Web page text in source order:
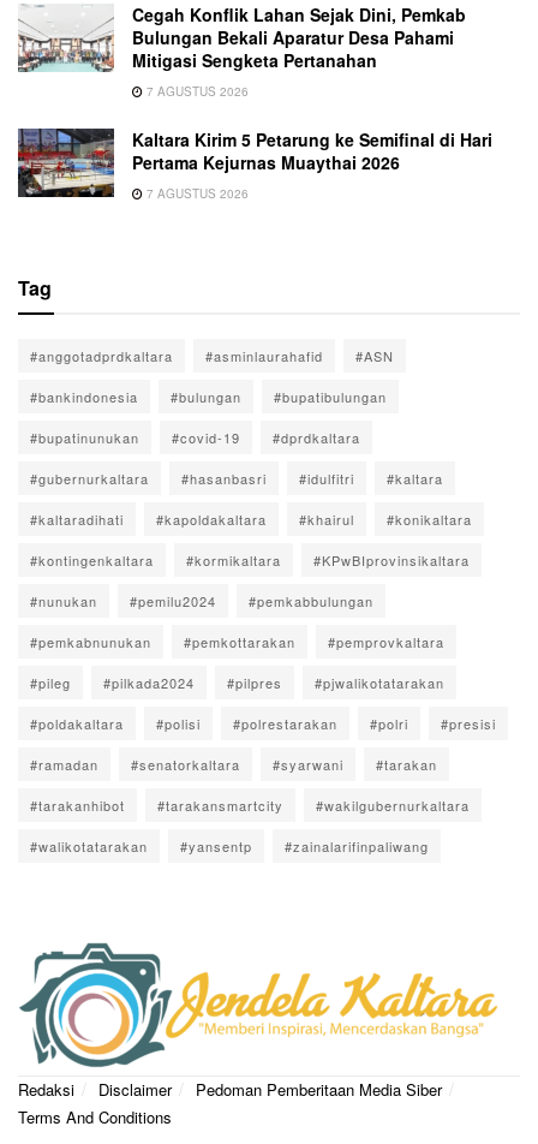
Cegah Konflik Lahan Sejak Dini, Pemkab
Bulungan Bekali Aparatur Desa Pahami
Mitigasi Sengketa Pertanahan
7 AGUSTUS 2026
Kaltara Kirim 5 Petarung ke Semifinal di Hari
Pertama Kejurnas Muaythai 2026
7 AGUSTUS 2026
Tag
#anggotadprdkaltara #asminlaurahafid #ASN
#bankindonesia #bulungan #bupatibulungan
#bupatinunukan #covid-19 #dprdkaltara
#gubernurkaltara #hasanbasri #idulfitri #kaltara
#kaltaradihati #kapoldakaltara #khairul #konikaltara
#kontingenkaltara #kormikaltara #KPwBIprovinsikaltara
#nunukan #pemilu2024 #pemkabbulungan
#pemkabnunukan #pemkottarakan #pemprovkaltara
#pileg #pilkada2024 #pilpres #pjwalikotatarakan
#poldakaltara #polisi #polrestarakan #polri #presisi
#ramadan #senatorkaltara #syarwani #tarakan
#tarakanhibot #tarakansmartcity #wakilgubernurkaltara
#walikotatarakan #yansentp #zainalarifinpaliwang
Redaksi Disclaimer
Pedoman Pemberitaan Media Siber
Terms And Conditions